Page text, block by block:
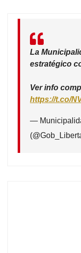
La
estratégico
Ver info
https://t.co/
—